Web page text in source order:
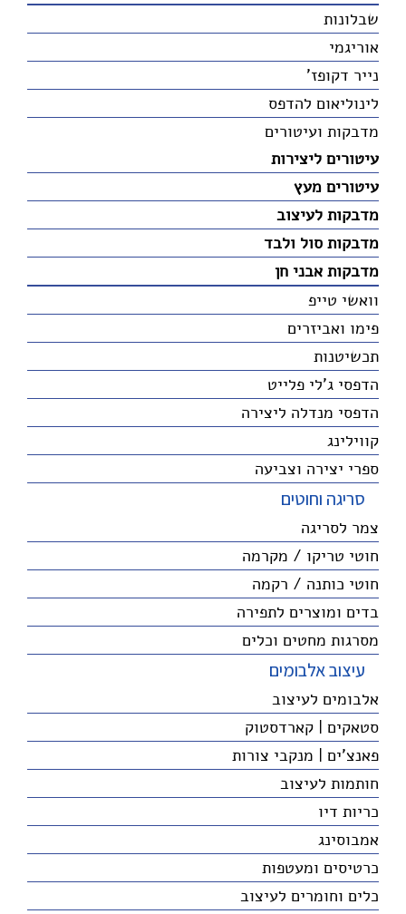
שבלונות
אוריגמי
נייר דקופז'
לינוליאום להדפס
מדבקות ועיטורים
עיטורים ליצירות
עיטורים מעץ
מדבקות לעיצוב
מדבקות סול ולבד
מדבקות אבני חן
וואשי טייפ
פימו ואביזרים
תכשיטנות
הדפסי ג'לי פלייט
הדפסי מנדלה ליצירה
קווילינג
ספרי יצירה וצביעה
סריגה וחוטים
צמר לסריגה
חוטי טריקו / מקרמה
חוטי כותנה / רקמה
בדים ומוצרים לתפירה
מסרגות מחטים וכלים
עיצוב אלבומים
אלבומים לעיצוב
סטאקים | קארדסטוק
פאנצ'ים | מנקבי צורות
חותמות לעיצוב
כריות דיו
אמבוסינג
כרטיסים ומעטפות
כלים וחומרים לעיצוב